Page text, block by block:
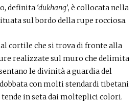
definita ‘dukhang’, è collocata nella
sul bordo della rupe rocciosa.
cortile che si trova di fronte alla
realizzate sul muro che delimita
le divinità a guardia del
con molti stendardi tibetani
tende in seta dai molteplici colori.